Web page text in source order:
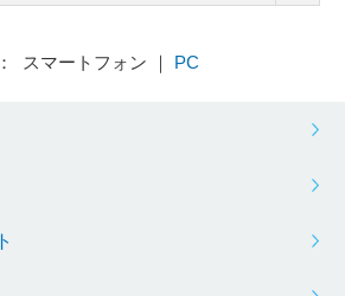
スマートフォン ｜ PC